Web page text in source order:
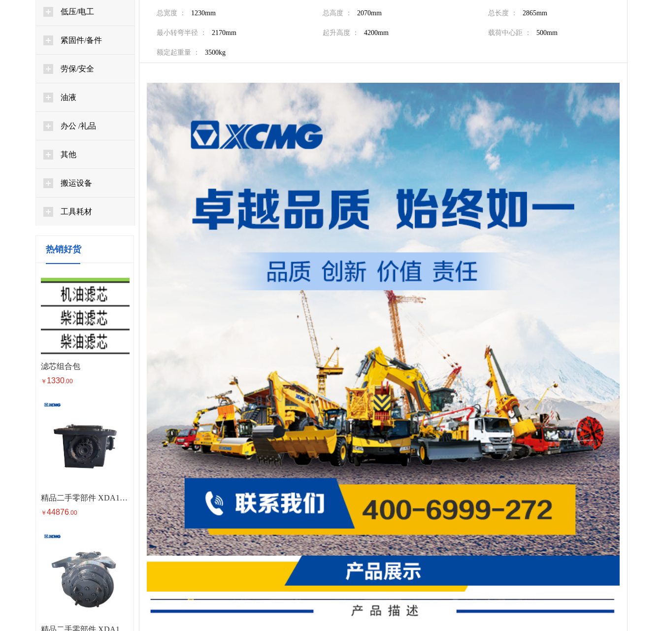
低压/电工
紧固件/备件
劳保/安全
油液
办公 /礼品
其他
搬运设备
工具耗材
热销好货
滤芯组合包
￥ 1330.00
精品二手零部件 XDA1200.13.1 三轴主减速器*800358842
￥ 44876.00
总宽度 ： 1230mm 总高度 ： 2070mm 总长度 ： 2865mm
最小转弯半径 ： 2170mm 起升高度 ： 4200mm 载荷中心距 ： 500mm
额定起重量 ： 3500kg